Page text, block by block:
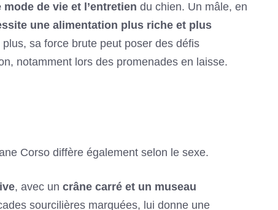
mode de vie et l’entretien du chien. Un mâle, en
une alimentation plus riche et plus
sa force brute peut poser des défis
notamment lors des promenades en laisse.
Corso diffère également selon le sexe.
, avec un crâne carré et un museau
sourcilières marquées, lui donne une